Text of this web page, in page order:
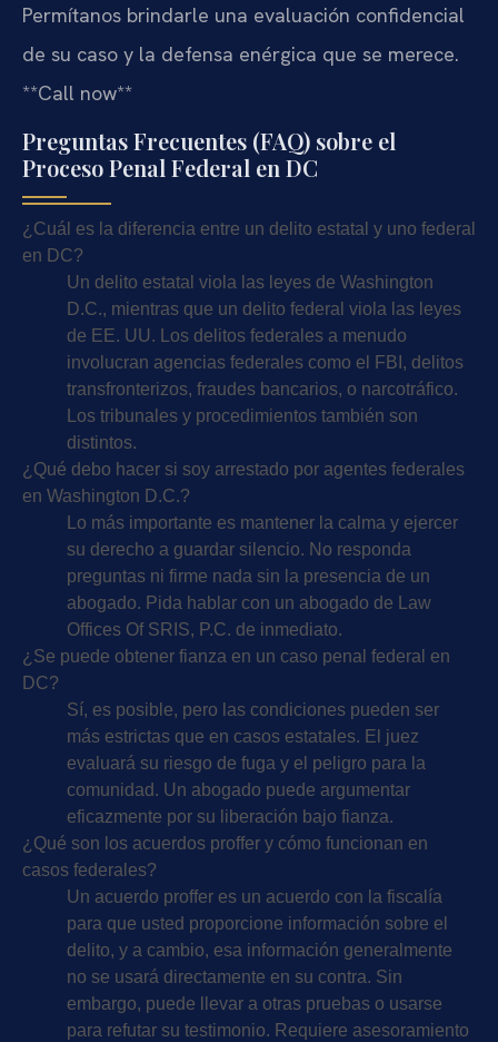
Permítanos brindarle una evaluación confidencial
de su caso y la defensa enérgica que se merece.
**Call now**
Preguntas Frecuentes (FAQ) sobre el
Proceso Penal Federal en DC
¿Cuál es la diferencia entre un delito estatal y uno federal
en DC?
Un delito estatal viola las leyes de Washington
D.C., mientras que un delito federal viola las leyes
de EE. UU. Los delitos federales a menudo
involucran agencias federales como el FBI, delitos
transfronterizos, fraudes bancarios, o narcotráfico.
Los tribunales y procedimientos también son
distintos.
¿Qué debo hacer si soy arrestado por agentes federales
en Washington D.C.?
Lo más importante es mantener la calma y ejercer
su derecho a guardar silencio. No responda
preguntas ni firme nada sin la presencia de un
abogado. Pida hablar con un abogado de Law
Offices Of SRIS, P.C. de inmediato.
¿Se puede obtener fianza en un caso penal federal en
DC?
Sí, es posible, pero las condiciones pueden ser
más estrictas que en casos estatales. El juez
evaluará su riesgo de fuga y el peligro para la
comunidad. Un abogado puede argumentar
eficazmente por su liberación bajo fianza.
¿Qué son los acuerdos proffer y cómo funcionan en
casos federales?
Un acuerdo proffer es un acuerdo con la fiscalía
para que usted proporcione información sobre el
delito, y a cambio, esa información generalmente
no se usará directamente en su contra. Sin
embargo, puede llevar a otras pruebas o usarse
para refutar su testimonio. Requiere asesoramiento